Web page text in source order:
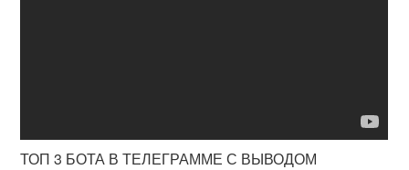
ТОП 3 БОТА В ТЕЛЕГРАММЕ С ВЫВОДОМ